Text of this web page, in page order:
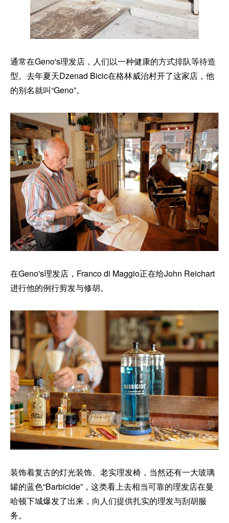
通常在Geno's理发店，人们以一种健康的方式排队等待造
型。去年夏天Dzenad Bicic在格林威治村开了这家店，他
的别名就叫“Geno”。
在Geno's理发店，Franco di Maggio正在给John Reichart
进行他的例行剪发与修胡。
装饰着复古的灯光装饰、老实理发椅，当然还有一大玻璃
罐的蓝色“Barbicide”，这类看上去相当可靠的理发店在曼
哈顿下城爆发了出来，向人们提供扎实的理发与刮胡服
务。